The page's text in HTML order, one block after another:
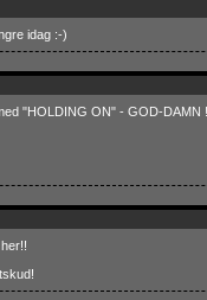
idag :-)
"HOLDING ON" - GOD-